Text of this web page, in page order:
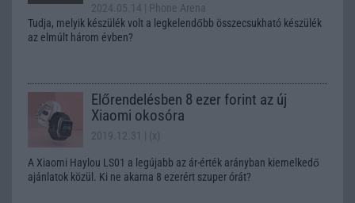
2024.05.14
| Phone Arena
Tudja, melyik készülék volt a legkelendőbb összecsukható készülék
az elmúlt három évben?
Előrendelésben 8 ezer forint az új
Xiaomi okosóra
2019.12.31 | (x)
A Xiaomi Haylou LS01 a legújabb az ár-érték arányban kiemelkedő
ajánlatok közül. Ki ne akarna 8 ezerért szuper órát?